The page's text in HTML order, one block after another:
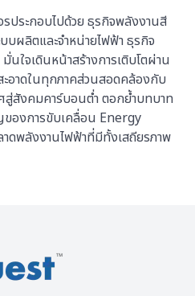
ประกอบไปด้วย ธุรกิจพลังงานสี
บผลิตและจำหน่ายไฟฟ้า ธุรกิจ
ใจเดินหน้าสร้างการเติบโตผ่าน
อาดในทุกภาคส่วนสอดคล้องกับ
สู่สังคมคาร์บอนต่ำ ตอกย้ำบทบาท
องการขับเคลื่อน Energy
ดพลังงานไฟฟ้าที่มีทั้งเสถียรภาพ